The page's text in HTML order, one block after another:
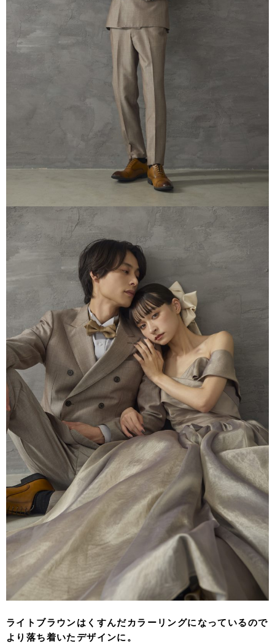
ライトブラウンはくすんだカラーリングになっているので
より落ち着いたデザインに。